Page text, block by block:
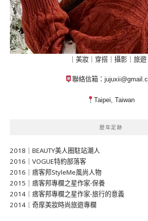
｜美妝｜穿搭｜攝影｜旅遊
聯絡信箱：
Taipei, Taiwan
歷年足跡
2018｜BEAUTY美人圈駐站潮人
2016｜VOGUE特約部落客
2016｜痞客邦StyleMe風尚人物
2015｜痞客邦專欄之星作家-保養
2014｜痞客邦專欄之星作家-旅行的意義
2014｜奇摩美妝時尚旅遊專欄